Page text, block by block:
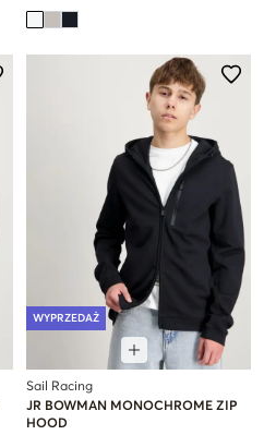
WYPRZEDAŻ
Sail Racing
JR BOWMAN MONOCHROME ZIP
HOOD